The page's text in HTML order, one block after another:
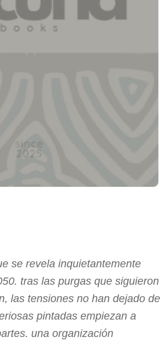
se revela inquietantemente
tras las purgas que siguieron
las tensiones no han dejado de
pintadas empiezan a
una organización